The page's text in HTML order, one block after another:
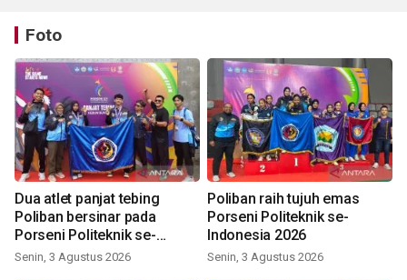
Foto
Dua atlet panjat tebing
Poliban bersinar pada
Porseni Politeknik se-
Indonesia 2026
Senin, 3 Agustus 2026
Poliban raih tujuh emas
Porseni Politeknik se-
Indonesia 2026
Senin, 3 Agustus 2026